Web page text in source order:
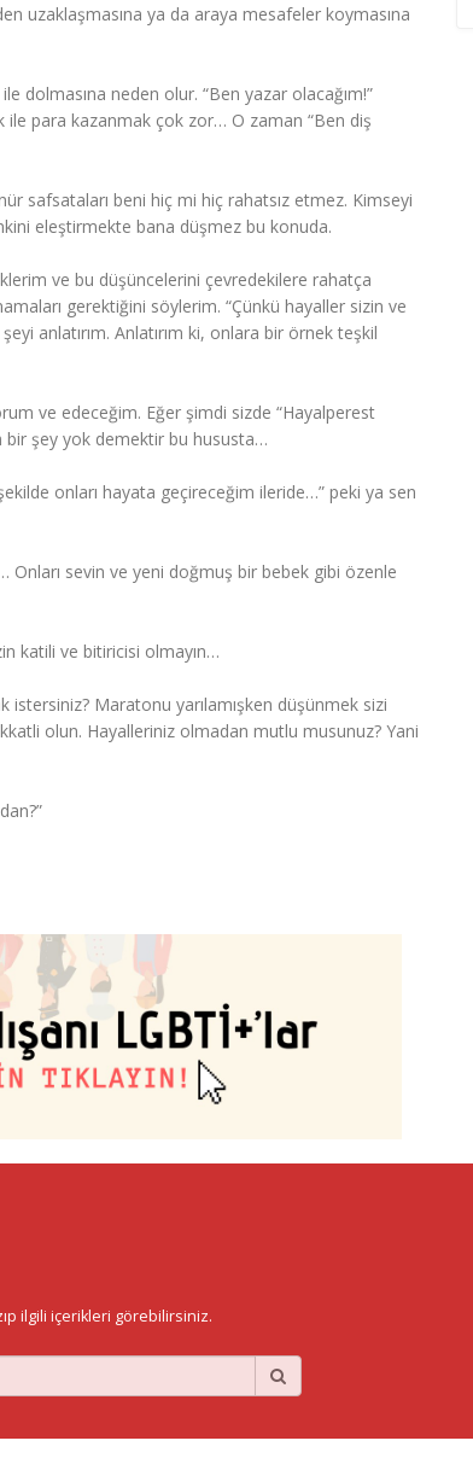
uzaklaşmasına ya da araya mesafeler koymasına
dolmasına neden olur. “Ben yazar olacağım!”
ile para kazanmak çok zor… O zaman “Ben diş
safsataları beni hiç mi hiç rahatsız etmez. Kimseyi
eleştirmekte bana düşmez bu konuda.
ve bu düşüncelerini çevredekilere rahatça
gerektiğini söylerim. “Çünkü hayaller sizin ve
anlatırım. Anlatırım ki, onlara bir örnek teşkil
ve edeceğim. Eğer şimdi sizde “Hayalperest
bir şey yok demektir bu hususta…
onları hayata geçireceğim ileride…” peki ya sen
sevin ve yeni doğmuş bir bebek gibi özenle
katili ve bitiricisi olmayın…
Maratonu yarılamışken düşünmek sizi
olun. Hayalleriniz olmadan mutlu musunuz? Yani
ilgili içerikleri görebilirsiniz.